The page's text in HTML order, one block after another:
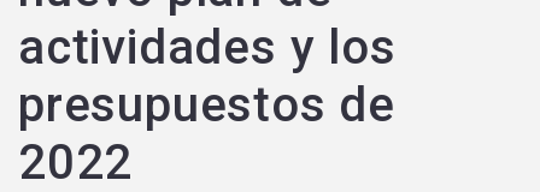
actividades y los
presupuestos de
2022